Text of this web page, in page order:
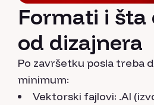
Formati i šta
od dizajnera
Po završetku posla treba
minimum:
Vektorski fajlovi: .AI